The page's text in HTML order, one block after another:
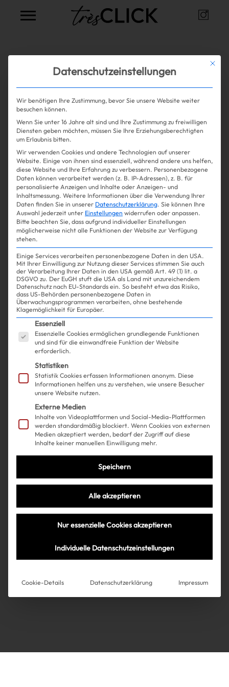
Shopping
Gossip
Experience
Win Win
Über uns Kooperationen
AGB
Alle Artikel zum ThemaGigi
Hadid
Shopping Fashion| 10.05.2024
Gigi Hadid beweist, wie genial
ein weißes Top zu Jeans
aussehen kann
Mehr lesen
Über uns
Kooperationen
Instagram
Très Click
Impressum
AGB
Mit
Datenschutzeinstellungen
Wir benötigen Ihre Zustimmung, bevor Sie unsere Website weiter
besuchen können.
Wenn Sie unter 16 Jahre alt sind und Ihre Zustimmung zu freiwilligen
Diensten geben möchten, müssen Sie Ihre Erziehungsberechtigten
um Erlaubnis bitten.
Wir verwenden Cookies und andere Technologien auf unserer
Website. Einige von ihnen sind essenziell, während andere uns helfen,
diese Website und Ihre Erfahrung zu verbessern. Personenbezogene
Daten können verarbeitet werden (z. B. IP-Adressen), z. B. für
personalisierte Anzeigen und Inhalte oder Anzeigen- und
Inhaltsmessung. Weitere Informationen über die Verwendung Ihrer
Daten finden Sie in unserer Datenschutzerklärung. Sie können Ihre
Auswahl jederzeit unter Einstellungen widerrufen oder anpassen.
Bitte beachten Sie, dass aufgrund individueller Einstellungen
möglicherweise nicht alle Funktionen der Website zur Verfügung
stehen.
Einige Services verarbeiten personenbezogene Daten in den USA.
Mit Ihrer Einwilligung zur Nutzung dieser Services stimmen Sie auch
der Verarbeitung Ihrer Daten in den USA gemäß Art. 49 (1) lit. a
DSGVO zu. Der EuGH stuft die USA als Land mit unzureichendem
Datenschutz nach EU-Standards ein. So besteht etwa das Risiko,
dass US-Behörden personenbezogene Daten in
Überwachungsprogrammen verarbeiten, ohne bestehende
Klagemöglichkeit für Europäer.
Es folgt eine Liste der Service-Gruppen, für die
Essenziell
Essenzielle Cookies ermöglichen grundlegende Funktionen
und sind für die einwandfreie Funktion der Website
erforderlich.
Statistiken
Statistik Cookies erfassen Informationen anonym. Diese
Informationen helfen uns zu verstehen, wie unsere Besucher
unsere Website nutzen.
Externe Medien
Inhalte von Videoplattformen und Social-Media-Plattformen
werden standardmäßig blockiert. Wenn Cookies von externen
Medien akzeptiert werden, bedarf der Zugriff auf diese
Inhalte keiner manuellen Einwilligung mehr.
Speichern
Alle akzeptieren
Nur essenzielle Cookies akzeptieren
Individuelle Datenschutzeinstellungen
Cookie-Details Datenschutzerklärung Impressum